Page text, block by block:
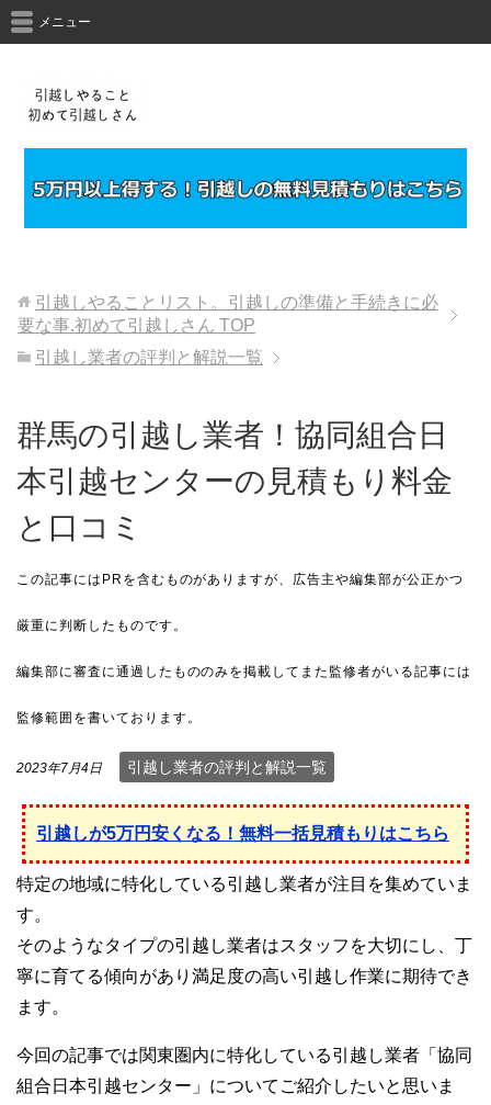
メニュー
引越しやることリスト。引越しの準備と手続きに必
要な事.初めて引越しさん TOP
引越し業者の評判と解説一覧
群馬の引越し業者！協同組合日
本引越センターの見積もり料金
と口コミ
2023年7月4日 引越し業者の評判と解説一覧
引越しが5万円安くなる！無料一括見積もりはこちら
特定の地域に特化している引越し業者が注目を集めていま
す。
そのようなタイプの引越し業者はスタッフを大切にし、丁
寧に育てる傾向があり満足度の高い引越し作業に期待でき
ます。
今回の記事では関東圏内に特化している引越し業者「協同
組合日本引越センター」についてご紹介したいと思いま